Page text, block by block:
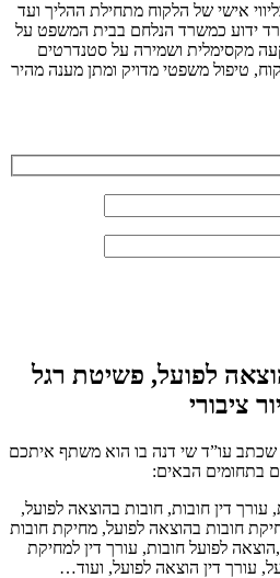
אישי של הלקוח מתחילת ההליך ועד
ידוע כמשרד הנלחם בבית המשפט על
מקסימלית ושמירה על סטנדרטים
טיפול משפטי מדויק ומתן מענה מהיר
לפועל, פשיטת רגל
ציבורי
שכתב עו”ד שי דנה בו הוא משתף איתכם
בתחומים הבאים:
דין חובות, חובות בהוצאה לפועל,
חובות בהוצאה לפועל, מחיקת חובות
לפועל חובות, עורך דין למחיקת
עורך דין הוצאה לפועל, ועוד…